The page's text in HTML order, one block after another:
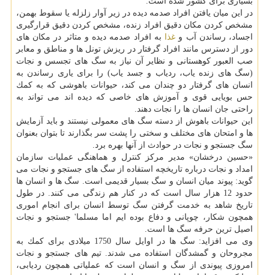
در این میان یافتن افراد صدمه دیده در زیر آوار زلزله یا سقوط بهمن،
مشخص كردن مكان دقیق افراد زنده، مشخص كردن دقیق قرارگیری
اجساد، رساندن آب و غذا
به افراد صدمه دیده و متاثر در مكان های
دور از دسترس مانند افراد گرفتار در ریزش تونل ها و مناطق و معابر
صب العبور كوهستانی و نظایر آن نیاز به سگ های تجسس و نجات
(سگ های زنده یاب، ردیاب و جسد یاب) را برای یاری رساندن به
انسان های گرفتار دو چندان می كند، حیوانات باهوشی كه به كمك
حس بویایی قوی و آموزش های خاصی كه دیده اند می تواند به
راحتی جان انسان ها را نجات دهند.
این حیوانات باهوش از دسته سگ های معمولی نیستند و باید آزمایش
ها و امتحان های مختلف و سختی را پشت سر بگذارند تا بتوان بعنوان
سگ جستجو و نجات در حوادث از آنها بهره برد.
«حسین درخشان» مدیر مركز كنترل و هماهنگی عملیات سازمان
امداد و نجات درباره تاریخچه استفاده از سگ های جستجو و نجات می
گوید: پیوند میان انسان و سگ بسیار قدیمی است. سگ ها و انسان ها
حدود 12 هزار سال است كه در كنار هم زندگی می كنند. در طول
تاریخ شاهد به خدمت گرفتن سگ توسط انسان برای انجام اموری
همچون شكار، چوپانی و دفاع بوده ایم اما مسلما' جستجو و نجات
اصیل ترین حرفه سگ ها است.
وی می افزاید: سگ ها در اوایل سال 1750 میلادی برای كمك به
مجروحان و گمشدگان استفاده می شدند. تیم های جستجو و نجات
امروزی پیوندی از سگ و انسان است كه عملیاتی همچون ردیابی،